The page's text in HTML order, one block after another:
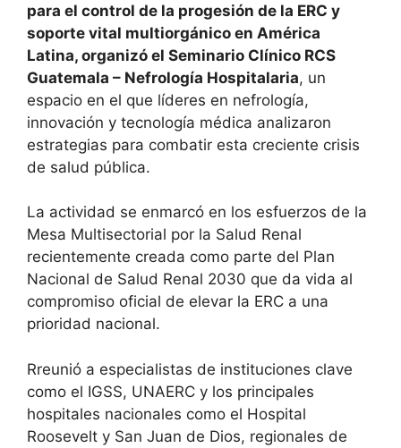
para el control de la progesión de la ERC y
soporte vital multiorgánico en América
Latina, organizó el Seminario Clínico RCS
Guatemala – Nefrología Hospitalaria, un
espacio en el que líderes en nefrología,
innovación y tecnología médica analizaron
estrategias para combatir esta creciente crisis
de salud pública.
La actividad se enmarcó en los esfuerzos de la
Mesa Multisectorial por la Salud Renal
recientemente creada como parte del Plan
Nacional de Salud Renal 2030 que da vida al
compromiso oficial de elevar la ERC a una
prioridad nacional.
Rreunió a especialistas de instituciones clave
como el IGSS, UNAERC y los principales
hospitales nacionales como el Hospital
Roosevelt y San Juan de Dios, regionales de